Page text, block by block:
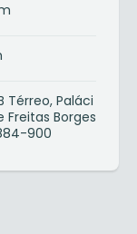
Térreo, Paláci
Borges
900